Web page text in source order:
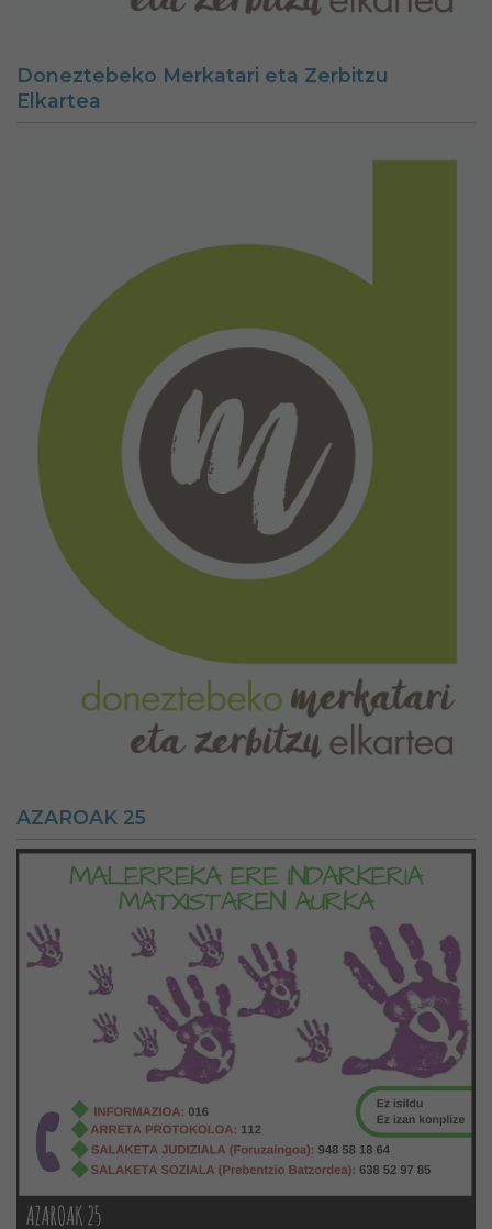
Doneztebeko Merkatari eta Zerbitzu
Elkartea
AZAROAK 25